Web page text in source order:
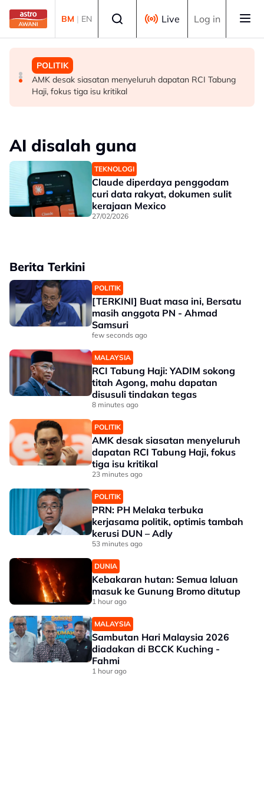
Skip to main content
BM | EN Live Log in
POLITIK
[TERKINI] Buat masa ini, Bersatu masih anggota PN -
Ahmad Samsuri
MALAYSIA
RCI Tabung Haji: YADIM sokong titah Agong, mahu
dapatan disusuli tindakan tegas
POLITIK
AMK desak siasatan menyeluruh dapatan RCI Tabung
Haji, fokus tiga isu kritikal
AI disalah guna
TEKNOLOGI
Claude diperdaya penggodam
curi data rakyat, dokumen sulit
kerajaan Mexico
27/02/2026
Berita Terkini
POLITIK
[TERKINI] Buat masa ini, Bersatu
masih anggota PN - Ahmad
Samsuri
few seconds ago
MALAYSIA
RCI Tabung Haji: YADIM sokong
titah Agong, mahu dapatan
disusuli tindakan tegas
8 minutes ago
POLITIK
AMK desak siasatan menyeluruh
dapatan RCI Tabung Haji, fokus
tiga isu kritikal
23 minutes ago
POLITIK
PRN: PH Melaka terbuka
kerjasama politik, optimis tambah
kerusi DUN – Adly
53 minutes ago
DUNIA
Kebakaran hutan: Semua laluan
masuk ke Gunung Bromo ditutup
1 hour ago
MALAYSIA
Sambutan Hari Malaysia 2026
diadakan di BCCK Kuching -
Fahmi
1 hour ago